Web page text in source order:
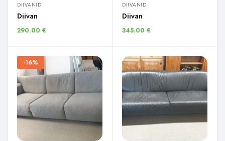
DIIVANID
Diivan
290.00 €
DIIVANID
Diivan
345.00 €
-16%